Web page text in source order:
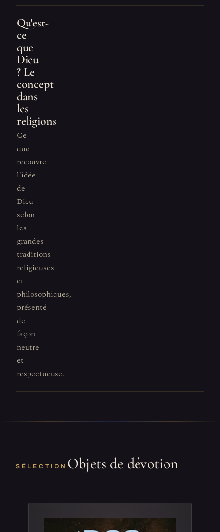
Qu'est-
ce
que
Dieu
? Le
concept
dans
les
religions
Ce
que
recouvre
l'idée
de
Dieu
selon
les
grandes
traditions
religieuses
et
philosophiques,
présenté
de
façon
neutre
et
respectueuse.
SÉLECTION Objets de dévotion